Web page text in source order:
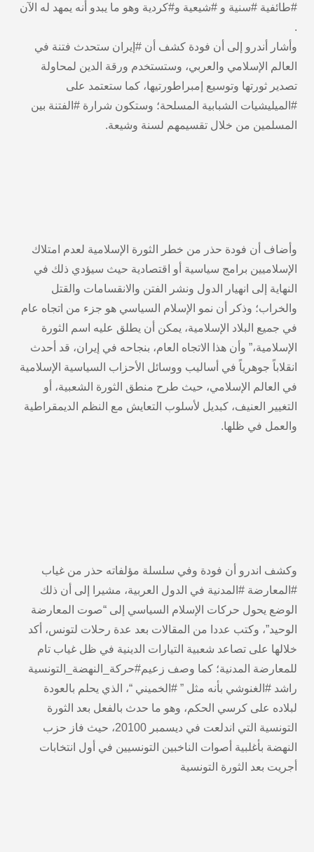
#طائفية #سنية و #شيعية و#كردية وهو ما يبدو أنه يمهد له الآن
.
وأشار أندرو إلى أن فودة كشف أن #إيران ستحدث فتنة في
العالم الإسلامي والعربي، وستستخدم ورقة الدين لمحاولة
تصدير ثورتها وتوسيع إمبراطورتيها، كما ستعتمد على
#الميليشيات الشبابية المسلحة؛ وستكون شرارة #الفتنة بين
المسلمين من خلال تقسيمهم لسنة وشيعة.
وأضاف أن فودة حذر من خطر الثورة الإسلامية لعدم امتلاك
الإسلاميين برامج سياسية أو اقتصادية حيث سيؤدي ذلك في
النهاية إلى انهيار الدول ونشر الفتن والانقسامات والقتل
والخراب؛ وذكر أن نمو الإسلام السياسي هو جزء من اتجاه عام
في جميع البلاد الإسلامية، يمكن أن يطلق عليه اسم الثورة
الإسلامية،” وأن هذا الاتجاه العام، بنجاحه في إيران، قد أحدث
انقلاباً جوهرياً في أساليب ووسائل الأحزاب السياسية الإسلامية
في العالم الإسلامي، حيث طرح منطق الثورة الشعبية، أو
التغيير العنيف، كبديل لأسلوب التعايش مع النظم الديمقراطية
والعمل في ظلها.
وكشف اندرو أن فودة وفي سلسلة مؤلفاته حذر من غياب
#المعارضة #المدنية في الدول العربية، مشيرا إلى أن ذلك
الوضع يحول حركات الإسلام السياسي إلى “صوت المعارضة
الوحيد”، وكتب عددا من المقالات بعد عدة رحلات لتونس، أكد
خلالها على تصاعد شعبية التيارات الدينية في ظل غياب تام
للمعارضة المدنية؛ كما وصف زعيم#حركة_النهضة_التونسية
راشد #الغنوشي بأنه مثل ” #الخميني “، الذي يحلم بالعودة
لبلاده على كرسي الحكم، وهو ما حدث بالفعل بعد الثورة
التونسية التي اندلعت في ديسمبر 20100، حيث فاز حزب
النهضة بأغلبية أصوات الناخبين التونسيين في أول انتخابات
أجريت بعد الثورة التونسية